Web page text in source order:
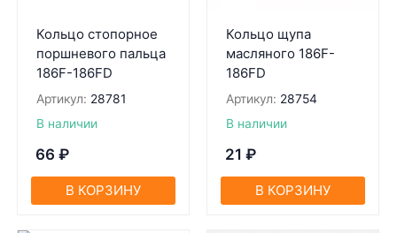
Кольцо стопорное
поршневого пальца
186F-186FD
Артикул: 28781
В наличии
66 ₽
В КОРЗИНУ
Кольцо щупа
масляного 186F-
186FD
Артикул: 28754
В наличии
21 ₽
В КОРЗИНУ